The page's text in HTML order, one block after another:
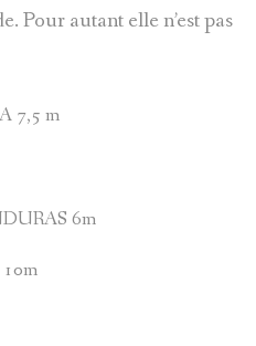
Pour autant elle n’est pas
7,5 m
6m